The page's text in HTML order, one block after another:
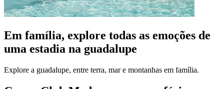
Em família, explore todas as emoções de
uma estadia na guadalupe
Explore a guadalupe, entre terra, mar e montanhas em família.